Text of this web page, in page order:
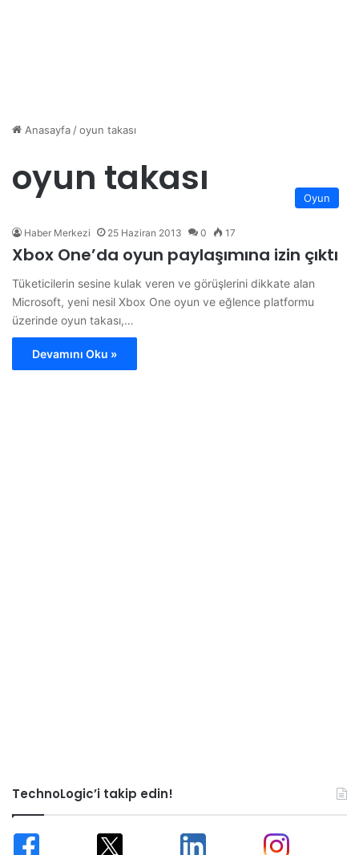
Anasayfa/oyun takası
oyun takası Oyun
Haber Merkezi 25 Haziran 2013 0 17
Xbox One’da oyun paylaşımına izin çıktı
Tüketicilerin sesine kulak veren ve görüşlerini dikkate alan
Microsoft, yeni nesil Xbox One oyun ve eğlence platformu
üzerinde oyun takası,…
Devamını Oku »
TechnoLogic’i takip edin!